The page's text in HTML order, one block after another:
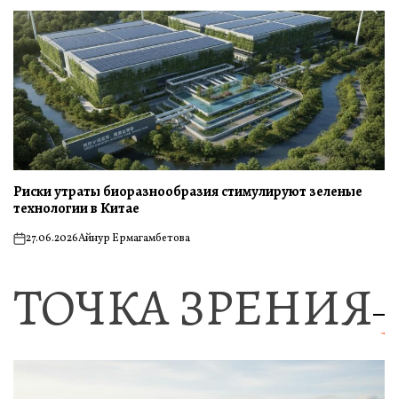
Риски утраты биоразнообразия стимулируют зеленые
технологии в Китае
on27.06.2026Айнур Ермагамбетова
ТОЧКА ЗРЕНИЯ